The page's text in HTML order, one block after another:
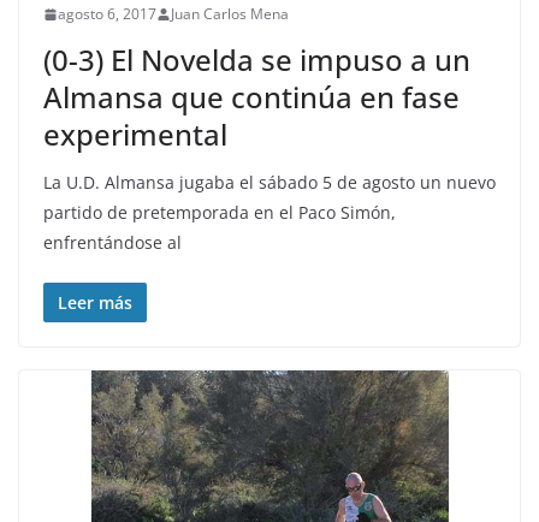
agosto 6, 2017 Juan Carlos Mena
(0-3) El Novelda se impuso a un
Almansa que continúa en fase
experimental
La U.D. Almansa jugaba el sábado 5 de agosto un nuevo
partido de pretemporada en el Paco Simón,
enfrentándose al
Leer más